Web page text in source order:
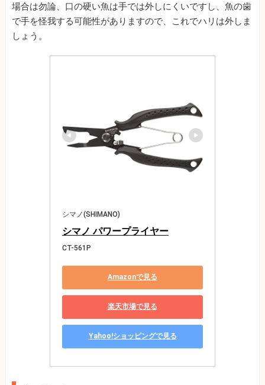
場合は勿論、口の硬い魚は手では外しにくいですし、魚の歯
で手を怪我する可能性がありますので、これでハリは外しま
しょう。
シマノ(SHIMANO)
シマノ パワープライヤー
CT-561P
Amazonで見る
楽天市場で見る
Yahoo!ショッピングで見る